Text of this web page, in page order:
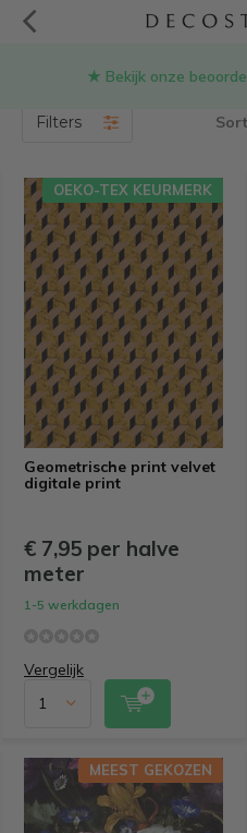
★ Bekijk onze
Producten getagd
Filters
Geometrische print velvet
digitale print
OEKO-TEX KEURMERK
€ 7,95 per halve
meter
1-5 werkdagen
Vergelijk
MEEST GEKOZEN